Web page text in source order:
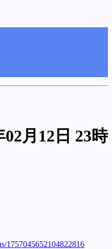
月12日 23時
1757045652104822816